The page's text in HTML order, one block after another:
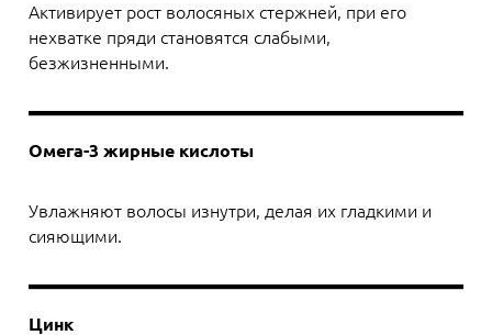
Активирует рост волосяных стержней, при его
нехватке пряди становятся слабыми,
безжизненными.
Омега-3 жирные кислоты
Увлажняют волосы изнутри, делая их гладкими и
сияющими.
Цинк